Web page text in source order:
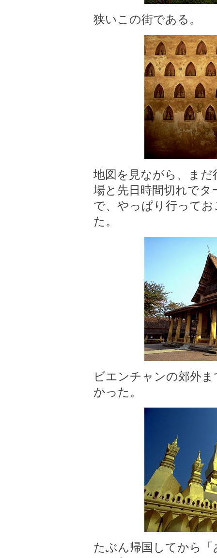
狭いこの街である。
地図を見ながら、ま
場と先日時間切れで
で、やっぱり行って
た。
ビエンチャンの郊外
かった。
たぶん帰国してから